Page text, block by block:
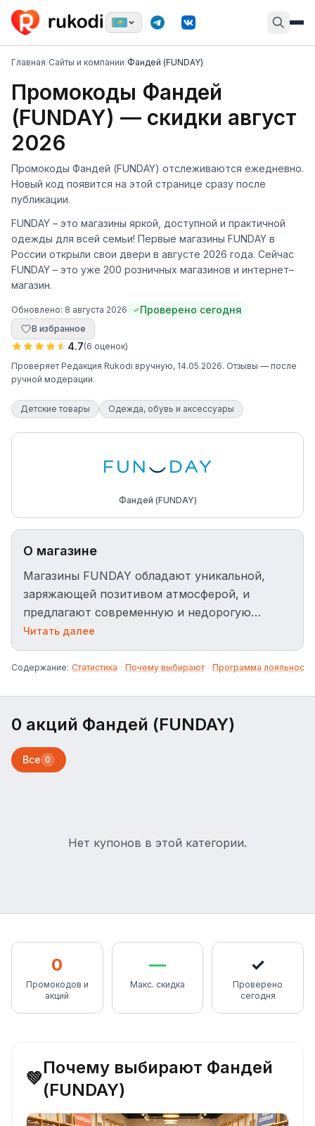
Главная/Сайты и компании/Фандей (FUNDAY)
Промокоды Фандей
(FUNDAY) — скидки август
2026
Промокоды Фандей (FUNDAY) отслеживаются ежедневно.
Новый код появится на этой странице сразу после
публикации.
FUNDAY – это магазины яркой, доступной и практичной
одежды для всей семьи! Первые магазины FUNDAY в
России открыли свои двери в августе 2026 года. Сейчас
FUNDAY – это уже 200 розничных магазинов и интернет–
магазин.
Обновлено: 8 августа 2026 Проверено сегодня
В избранное
4.7(6 оценок)
Проверяет Редакция Rukodi вручную, 14.05.2026. Отзывы — после
ручной модерации.
Детские товары Одежда, обувь и аксессуары
Фандей (FUNDAY)
О магазине
Магазины FUNDAY обладают уникальной,
заряжающей позитивом атмосферой, и
предлагают современную и недорогую
одежду на каждый день.
Читать далее
Содержание: Статистика · Почему выбирают · Программа лояльности
0 акций Фандей (FUNDAY)
Все 0
Нет купонов в этой категории.
0
Промокодов и
акций
—
Макс. скидка
✓
Проверено
сегодня
💚
Почему выбирают Фандей
(FUNDAY)